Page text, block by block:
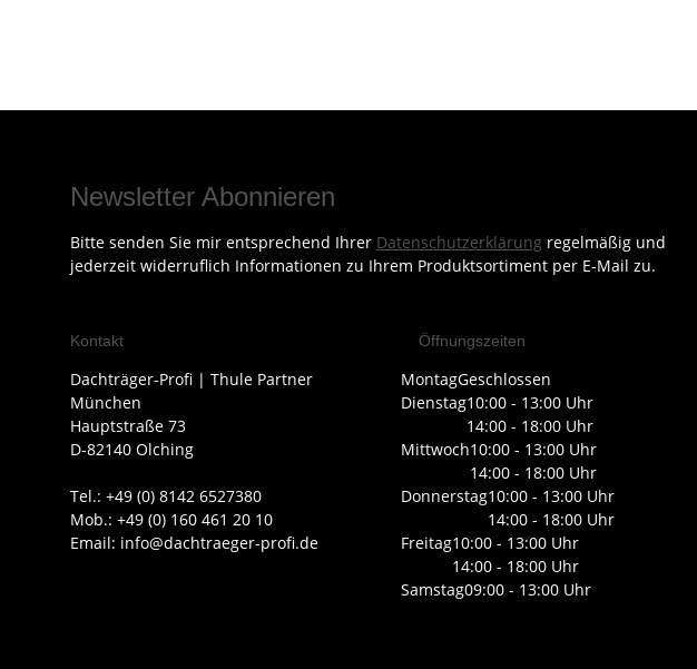
Newsletter Abonnieren
Bitte senden Sie mir entsprechend Ihrer Datenschutzerklärung regelmäßig und
jederzeit widerruflich Informationen zu Ihrem Produktsortiment per E-Mail zu.
Kontakt
Dachträger-Profi | Thule Partner
München
Hauptstraße 73
D-82140 Olching
Tel.: +49 (0) 8142 6527380
Mob.: +49 (0) 160 461 20 10
Email: info@dachtraeger-profi.de
Öffnungszeiten
MontagGeschlossen
Dienstag10:00 - 13:00 Uhr
14:00 - 18:00 Uhr
Mittwoch10:00 - 13:00 Uhr
14:00 - 18:00 Uhr
Donnerstag10:00 - 13:00 Uhr
14:00 - 18:00 Uhr
Freitag10:00 - 13:00 Uhr
14:00 - 18:00 Uhr
Samstag09:00 - 13:00 Uhr